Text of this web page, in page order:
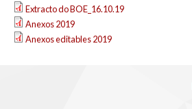
Extracto do BOE_16.10.19
Anexos 2019
Anexos editables 2019